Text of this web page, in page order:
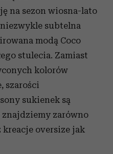
na sezon wiosna-lato
subtelna
modą Coco
stulecia. Zamiast
kolorów
szarości
sukienek są
zarówno
oversize jak